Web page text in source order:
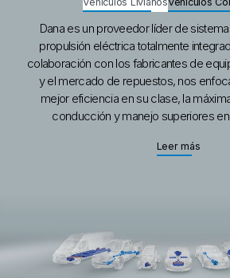
Dana es un proveedor líder de
propulsión eléctrica totalmente
colaboración con los fabricantes de
y el mercado de repuestos, nos
mejor eficiencia en su clase, la
conducción y manejo superiores
Leer másAbout